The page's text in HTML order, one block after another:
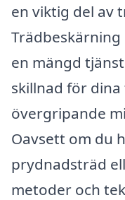
en viktig del av
en mängd
skillnad för
övergripande
Oavsett om du
prydnadsträd
metoder och